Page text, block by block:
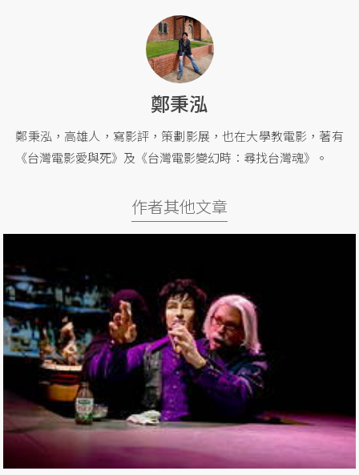
鄭秉泓
鄭秉泓，高雄人，寫影評，策劃影展，也在大學教電影，著有
《台灣電影愛與死》及《台灣電影變幻時：尋找台灣魂》。
作者其他文章